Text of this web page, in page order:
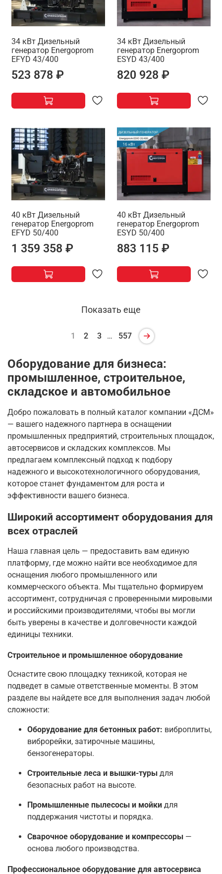
34 кВт Дизельный
генератор Energoprom
EFYD 43/400
523 878 ₽
34 кВт Дизельный
генератор Energoprom
ESYD 43/400
820 928 ₽
40 кВт Дизельный
генератор Energoprom
EFYD 50/400
1 359 358 ₽
40 кВт Дизельный
генератор Energoprom
ESYD 50/400
883 115 ₽
Показать еще
1 2 3 … 557
Оборудование для бизнеса:
промышленное, строительное,
складское и автомобильное
Добро пожаловать в полный каталог компании «ДСМ»
— вашего надежного партнера в оснащении
промышленных предприятий, строительных площадок,
автосервисов и складских комплексов. Мы
предлагаем комплексный подход к подбору
надежного и высокотехнологичного оборудования,
которое станет фундаментом для роста и
эффективности вашего бизнеса.
Широкий ассортимент оборудования для
всех отраслей
Наша главная цель — предоставить вам единую
платформу, где можно найти все необходимое для
оснащения любого промышленного или
коммерческого объекта. Мы тщательно формируем
ассортимент, сотрудничая с проверенными мировыми
и российскими производителями, чтобы вы могли
быть уверены в качестве и долговечности каждой
единицы техники.
Строительное и промышленное оборудование
Оснастите свою площадку техникой, которая не
подведет в самые ответственные моменты. В этом
разделе вы найдете все для выполнения задач любой
сложности:
Оборудование для бетонных работ: виброплиты,
виброрейки, затирочные машины,
бензогенераторы.
Строительные леса и вышки-туры для
безопасных работ на высоте.
Промышленные пылесосы и мойки для
поддержания чистоты и порядка.
Сварочное оборудование и компрессоры —
основа любого производства.
Профессиональное оборудование для автосервиса